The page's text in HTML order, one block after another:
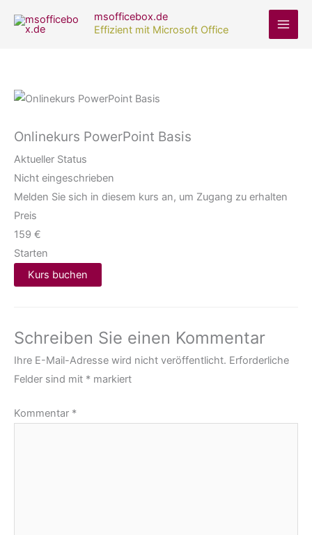
Inhalt
msofficebox.de
Effizient mit Microsoft Office
Onlinekurs PowerPoint Basis
Aktueller Status
Nicht eingeschrieben
Melden Sie sich in diesem kurs an, um Zugang zu erhalten
Preis
159 €
Starten
Kurs buchen
Schreiben Sie einen Kommentar
Ihre E-Mail-Adresse wird nicht veröffentlicht. Erforderliche
Felder sind mit * markiert
Kommentar *